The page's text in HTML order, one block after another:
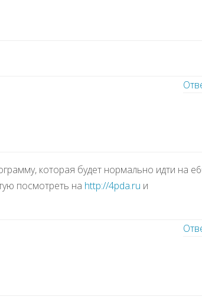
которая будет нормально идти на
посмотреть на http://4pda.ru и